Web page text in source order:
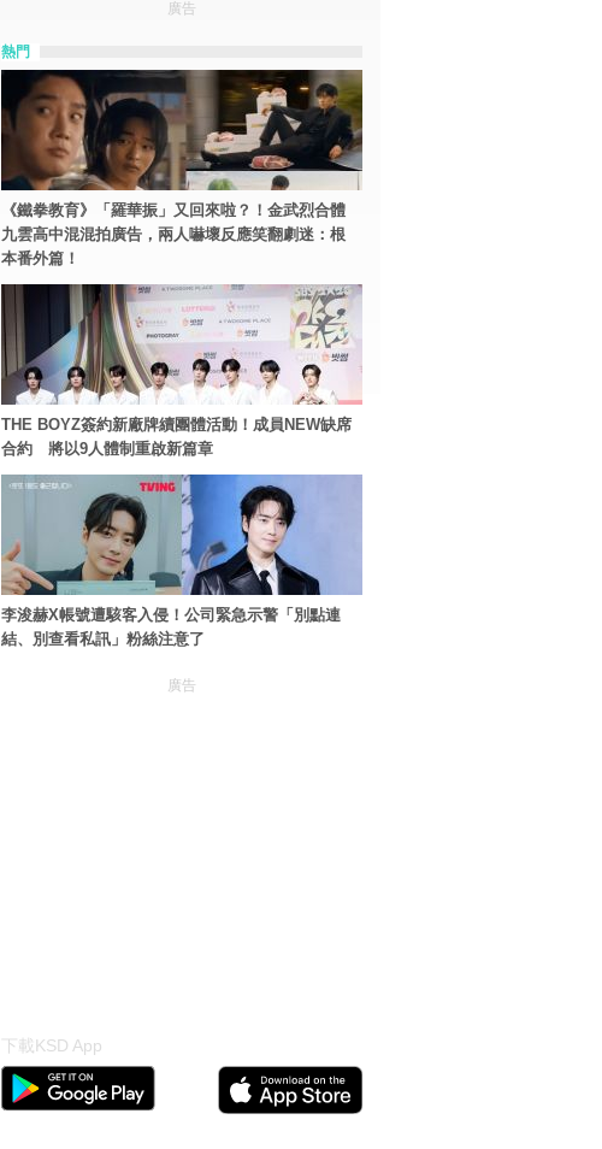
廣告
熱門
《鐵拳教育》「羅華振」又回來啦？！金武烈合體
九雲高中混混拍廣告，兩人嚇壞反應笑翻劇迷：根
本番外篇！
THE BOYZ簽約新廠牌續團體活動！成員NEW缺席
合約 將以9人體制重啟新篇章
李浚赫X帳號遭駭客入侵！公司緊急示警「別點連
結、別查看私訊」粉絲注意了
廣告
下載KSD App